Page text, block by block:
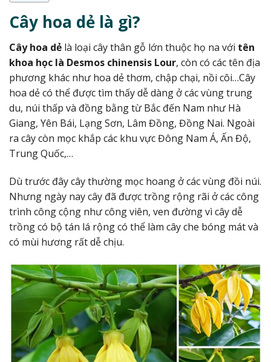
Cây hoa dẻ là gì?
Cây hoa dẻ là loại cây thân gỗ lớn thuộc họ na với tên
khoa học là Desmos chinensis Lour, còn có các tên địa
phương khác như hoa dẻ thơm, chập chại, nồi côi…Cây
hoa dẻ có thể được tìm thấy dễ dàng ở các vùng trung
du, núi thấp và đồng bằng từ Bắc đến Nam như Hà
Giang, Yên Bái, Lạng Sơn, Lâm Đồng, Đồng Nai. Ngoài
ra cây còn mọc khắp các khu vực Đông Nam Á, Ấn Độ,
Trung Quốc,…
Dù trước đây cây thường mọc hoang ở các vùng đồi núi.
Nhưng ngày nay cây đã được trồng rộng rãi ở các công
trình công cộng như công viên, ven đường vì cây dễ
trồng có bộ tán lá rộng có thể làm cây che bóng mát và
có mùi hương rất dễ chịu.